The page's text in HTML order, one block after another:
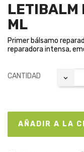
LETIBALM
ML
Primer bálsamo
reparadora intensa,
CANTIDAD
AÑADIR A LA